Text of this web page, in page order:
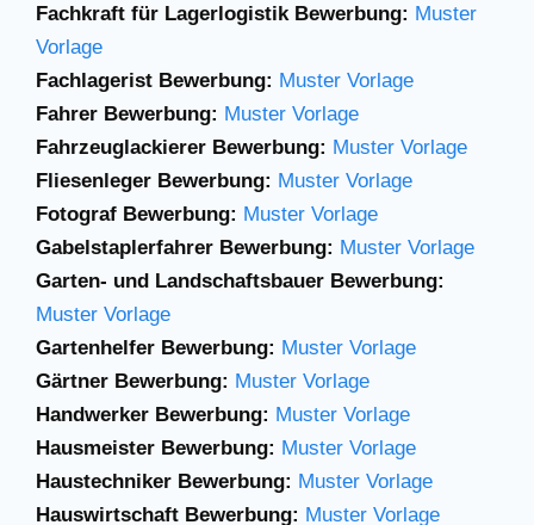
Fachkraft für Lagerlogistik Bewerbung: Muster
Vorlage
Fachlagerist Bewerbung: Muster Vorlage
Fahrer Bewerbung: Muster Vorlage
Fahrzeuglackierer Bewerbung: Muster Vorlage
Fliesenleger Bewerbung: Muster Vorlage
Fotograf Bewerbung: Muster Vorlage
Gabelstaplerfahrer Bewerbung: Muster Vorlage
Garten- und Landschaftsbauer Bewerbung:
Muster Vorlage
Gartenhelfer Bewerbung: Muster Vorlage
Gärtner Bewerbung: Muster Vorlage
Handwerker Bewerbung: Muster Vorlage
Hausmeister Bewerbung: Muster Vorlage
Haustechniker Bewerbung: Muster Vorlage
Hauswirtschaft Bewerbung: Muster Vorlage